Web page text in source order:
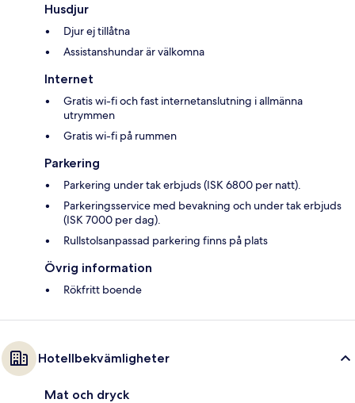
Husdjur
Djur ej tillåtna
Assistanshundar är välkomna
Internet
Gratis wi-fi och fast internetanslutning i allmänna
utrymmen
Gratis wi-fi på rummen
Parkering
Parkering under tak erbjuds (ISK 6800 per natt).
Parkeringsservice med bevakning och under tak erbjuds
(ISK 7000 per dag).
Rullstolsanpassad parkering finns på plats
Övrig information
Rökfritt boende
Hotellbekvämligheter
Mat och dryck